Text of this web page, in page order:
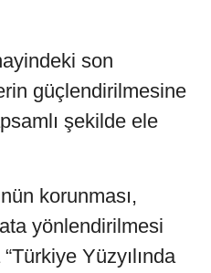
son
güçlendirilmesine
şekilde ele
korunması,
yönlendirilmesi
Yüzyılında